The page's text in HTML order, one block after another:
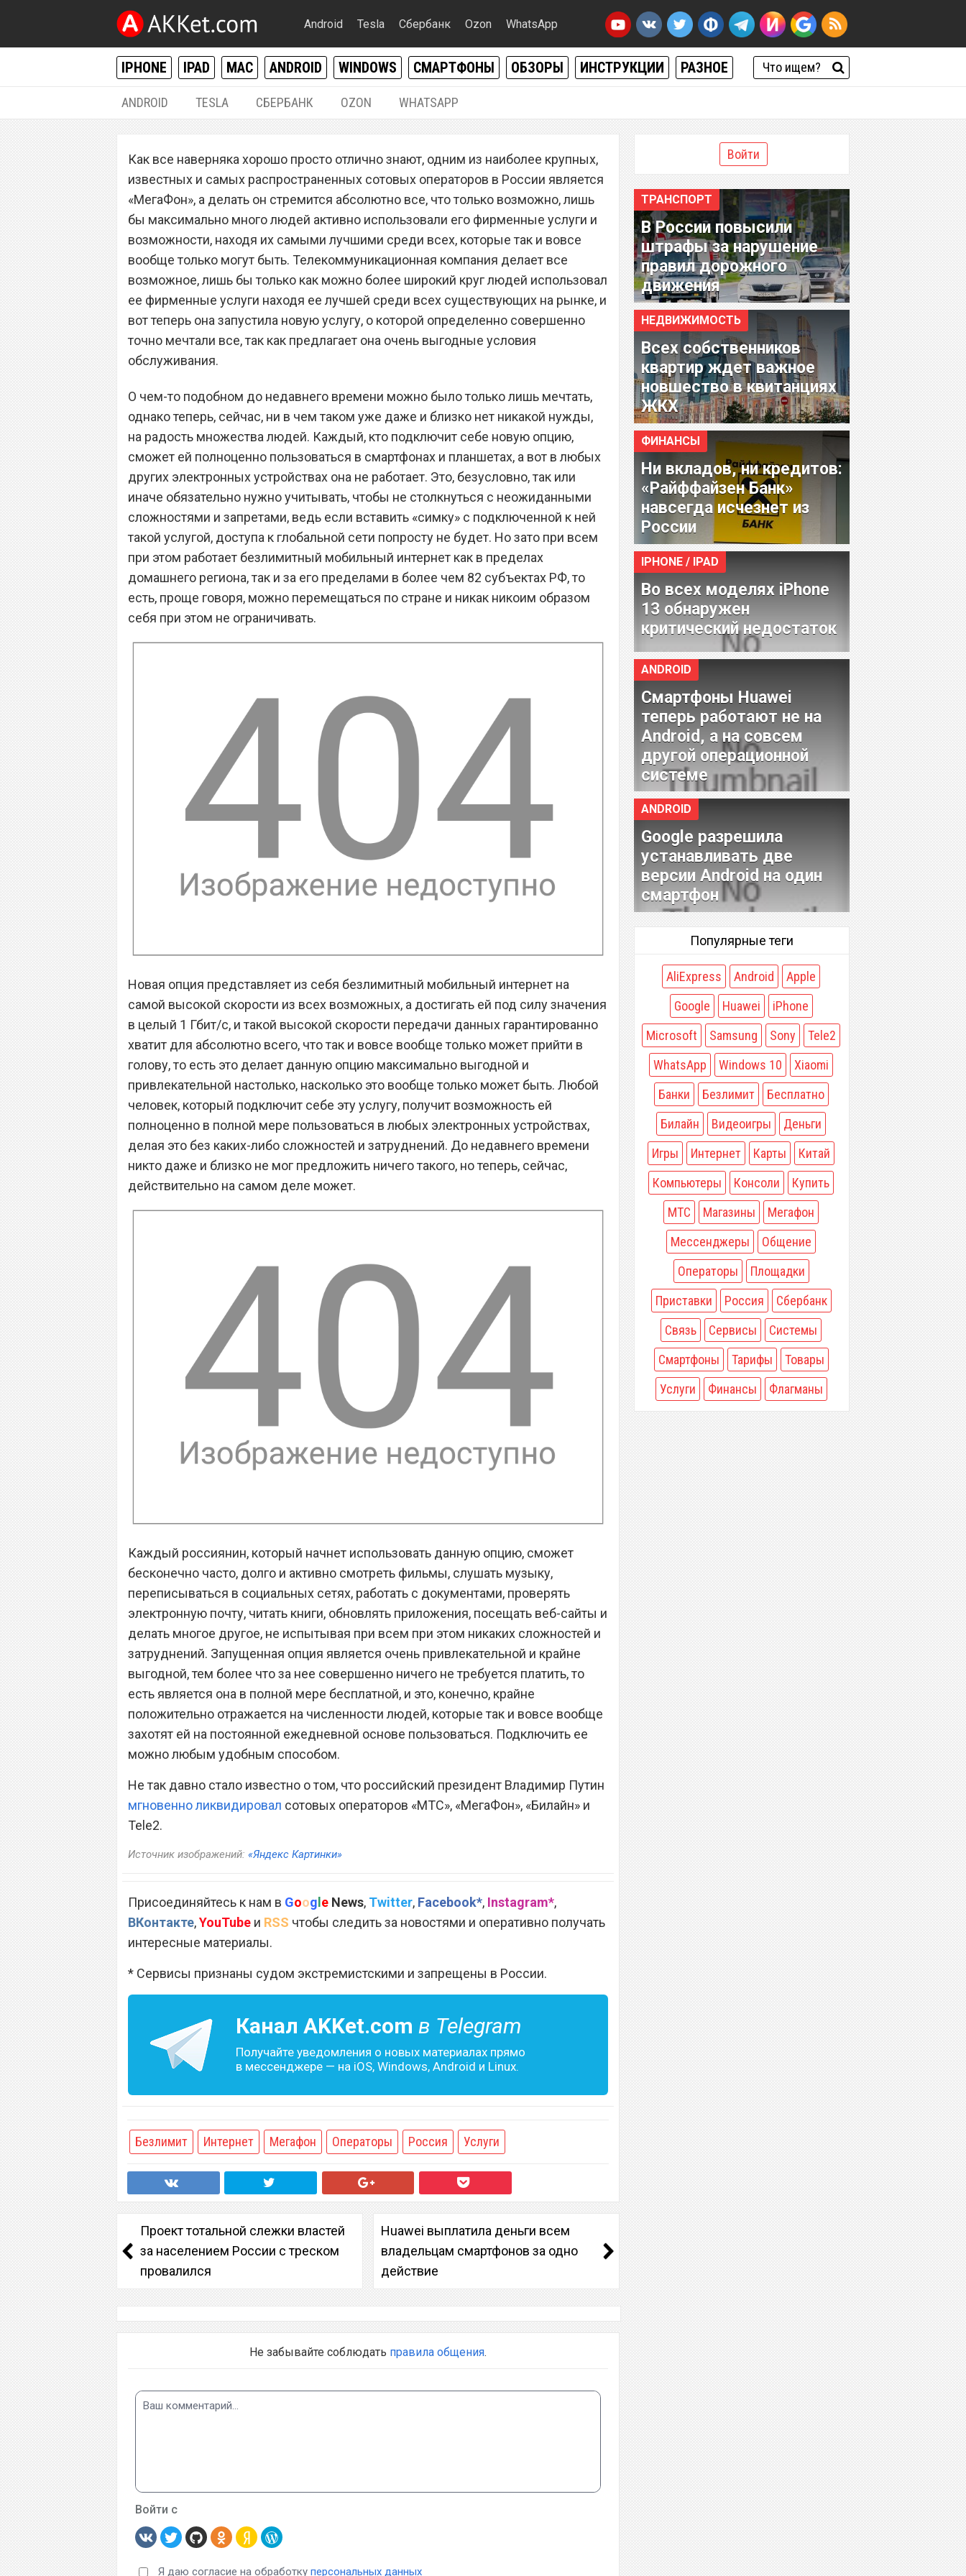
Android Tesla Сбербанк Ozon WhatsApp
IPHONE IPAD MAC ANDROID WINDOWS СМАРТФОНЫ ОБЗОРЫ ИНСТРУКЦИИ РАЗНОЕ
ANDROID TESLA СБЕРБАНК OZON WHATSAPP
Сотовый оператор «МегаФон» запустил
новую услугу, о которой мечтали
абсолютно все
Как все наверняка хорошо просто отлично знают, одним из наиболее крупных,
известных и самых распространенных сотовых операторов в России является
«МегаФон», а делать он стремится абсолютно все, что только возможно, лишь
бы максимально много людей активно использовали его фирменные услуги и
возможности, находя их самыми лучшими среди всех, которые так и вовсе
вообще только могут быть. Телекоммуникационная компания делает все
возможное, лишь бы только как можно более широкий круг людей использовал
ее фирменные услуги находя ее лучшей среди всех существующих на рынке, и
вот теперь она запустила новую услугу, о которой определенно совершенно
точно мечтали все, так как предлагает она очень выгодные условия
обслуживания.
О чем-то подобном до недавнего времени можно было только лишь мечтать,
однако теперь, сейчас, ни в чем таком уже даже и близко нет никакой нужды,
на радость множества людей. Каждый, кто подключит себе новую опцию,
сможет ей полноценно пользоваться в смартфонах и планшетах, а вот в любых
других электронных устройствах она не работает. Это, безусловно, так или
иначе обязательно нужно учитывать, чтобы не столкнуться с неожиданными
сложностями и запретами, ведь если вставить «симку» с подключенной к ней
такой услугой, доступа к глобальной сети попросту не будет. Но зато при всем
при этом работает безлимитный мобильный интернет как в пределах
домашнего региона, так и за его пределами в более чем 82 субъектах РФ, то
есть, проще говоря, можно перемещаться по стране и никак никоим образом
себя при этом не ограничивать.
Новая опция представляет из себя безлимитный мобильный интернет на
самой высокой скорости из всех возможных, а достигать ей под силу значения
в целый 1 Гбит/с, и такой высокой скорости передачи данных гарантированно
хватит для абсолютно всего, что так и вовсе вообще только может прийти в
голову, то есть это делает данную опцию максимально выгодной и
привлекательной настолько, насколько это вообще только может быть. Любой
человек, который подключит себе эту услугу, получит возможность ей
полноценно в полной мере пользоваться в любых электронных устройствах,
делая это без каких-либо сложностей и затруднений. До недавнего времени
никто даже и близко не мог предложить ничего такого, но теперь, сейчас,
действительно на самом деле может.
Каждый россиянин, который начнет использовать данную опцию, сможет
бесконечно часто, долго и активно смотреть фильмы, слушать музыку,
переписываться в социальных сетях, работать с документами, проверять
электронную почту, читать книги, обновлять приложения, посещать веб-сайты и
делать многое другое, не испытывая при всем при этом никаких сложностей и
затруднений. Запущенная опция является очень привлекательной и крайне
выгодной, тем более что за нее совершенно ничего не требуется платить, то
есть является она в полной мере бесплатной, и это, конечно, крайне
положительно отражается на численности людей, которые так и вовсе вообще
захотят ей на постоянной ежедневной основе пользоваться. Подключить ее
можно любым удобным способом.
Не так давно стало известно о том, что российский президент Владимир Путин
мгновенно ликвидировал сотовых операторов «МТС», «МегаФон», «Билайн» и
Tele2.
Источник изображений: «Яндекс Картинки»
Присоединяйтесь к нам в Google News, Twitter, Facebook*, Instagram*,
ВКонтакте,YouTube и RSS чтобы следить за новостями и оперативно получать
интересные материалы.
* Сервисы признаны судом экстремистскими и запрещены в России.
Канал AKKet.com в Telegram
Получайте уведомления о новых материалах прямо
в мессенджере — на iOS, Windows, Android и Linux.
Безлимит Интернет Мегафон Операторы Россия Услуги
Проект тотальной слежки властей
за населением России с треском
провалился
Huawei выплатила деньги всем
владельцам смартфонов за одно
действие
Не забывайте соблюдать правила общения.
Войти с
Я даю согласие на обработку персональных данных
Войти
ТРАНСПОРТ
В России повысили
штрафы за нарушение
правил дорожного
движения
НЕДВИЖИМОСТЬ
Всех собственников
квартир ждет важное
новшество в квитанциях
ЖКХ
ФИНАНСЫ
Ни вкладов, ни кредитов:
«Райффайзен Банк»
навсегда исчезнет из
России
IPHONE / IPAD
Во всех моделях iPhone
13 обнаружен
критический недостаток
ANDROID
Смартфоны Huawei
теперь работают не на
Android, а на совсем
другой операционной
системе
ANDROID
Google разрешила
устанавливать две
версии Android на один
смартфон
Популярные теги
AliExpress Android
Apple
Google
Huawei
iPhone
Microsoft
Samsung Sony
Tele2
WhatsApp
Windows 10
Xiaomi
Банки
Безлимит
Бесплатно
Билайн
Видеоигры
Деньги
Игры
Интернет Карты
Китай
Компьютеры
Консоли
Купить
МТС
Магазины
Мегафон
Мессенджеры
Общение
Операторы
Площадки
Приставки
Россия
Сбербанк
Связь
Сервисы
Системы
Смартфоны
Тарифы
Товары
Услуги
Финансы Флагманы